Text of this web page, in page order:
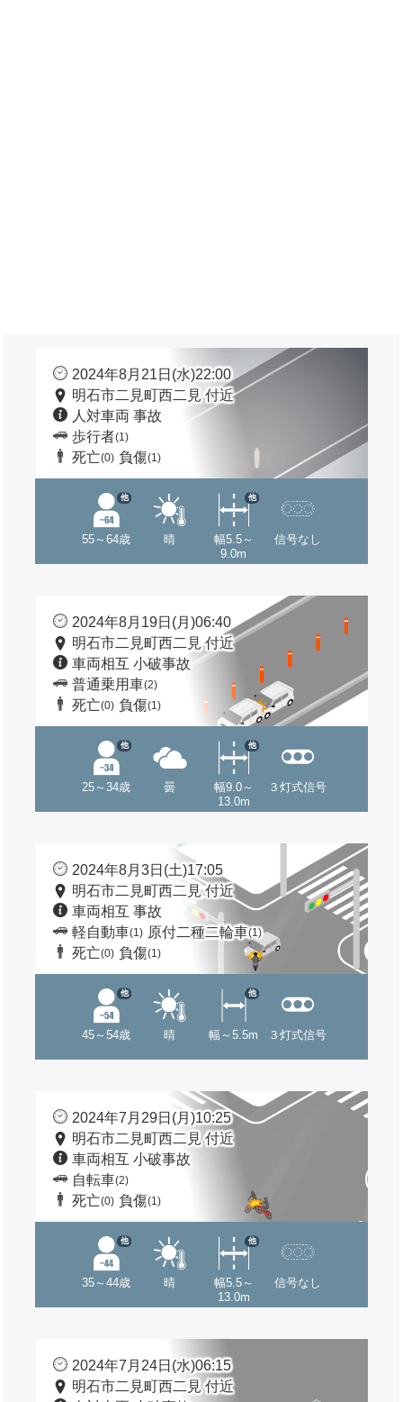
2024年8月21日(水)22:00
明石市二見町西二見 付近
人対車両 事故
歩行者(1)
死亡(0) 負傷(1)
55～64歳
他
晴
幅5.5～
9.0m
他
信号なし
2024年8月19日(月)06:40
明石市二見町西二見 付近
車両相互 小破事故
普通乗用車(2)
死亡(0) 負傷(1)
25～34歳
他
曇
幅9.0～
13.0m
他
３灯式信号
2024年8月3日(土)17:05
明石市二見町西二見 付近
車両相互 事故
軽自動車(1) 原付二種二輪車(1)
死亡(0) 負傷(1)
45～54歳
他
晴 幅～5.5m
他
３灯式信号
2024年7月29日(月)10:25
明石市二見町西二見 付近
車両相互 小破事故
自転車(2)
死亡(0) 負傷(1)
35～44歳
他
晴
幅5.5～
13.0m
他
信号なし
2024年7月24日(水)06:15
明石市二見町西二見 付近